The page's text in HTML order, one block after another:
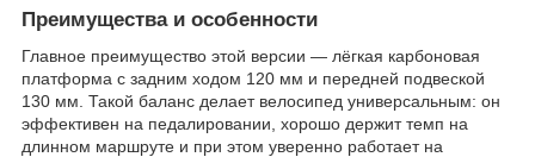
Преимущества и особенности
Главное преимущество этой версии — лёгкая карбоновая
платформа с задним ходом 120 мм и передней подвеской
130 мм. Такой баланс делает велосипед универсальным: он
эффективен на педалировании, хорошо держит темп на
длинном маршруте и при этом уверенно работает на